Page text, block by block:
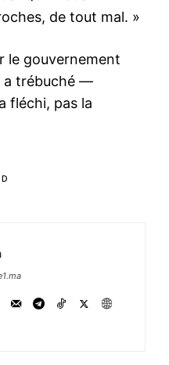
de tout mal. »
le gouvernement
a trébuché —
fléchi, pas la